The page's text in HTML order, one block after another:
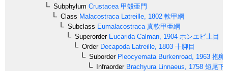
Subphylum Crustacea 甲殻亜門
Class Malacostraca Latreille, 1802 軟甲綱
Subclass Eumalacostraca 真軟甲亜綱
SuperorderEucarida Calman, 1904 ホンエビ上目
OrderDecapoda Latreille, 1803 十脚目
SuborderPleocyemata Burkenroad, 1963 抱卵
InfraorderBrachyura Linnaeus, 1758 短尾下